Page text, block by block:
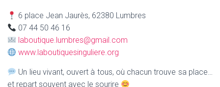
6 place Jean Jaurès, 62380 Lumbres
07 44 50 46 16
laboutique.lumbres@gmail.com
www.laboutiquesinguliere.org
Un lieu vivant, ouvert à tous, où chacun trouve sa place…
et repart souvent avec le sourire